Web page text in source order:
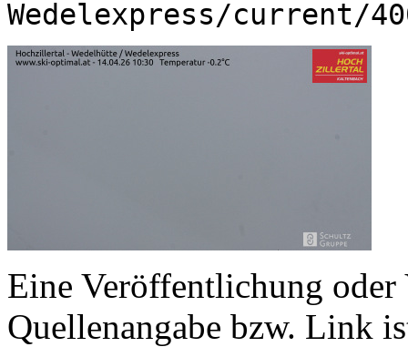
Wedelexpress/current/
Eine Veröffentlichung
Quellenangabe bzw. Link